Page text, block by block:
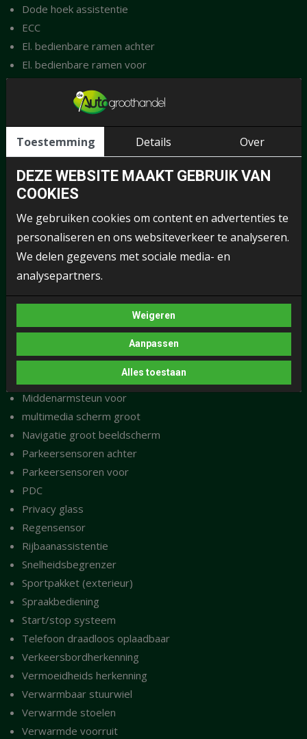
Dode hoek assistentie
ECC
El. bedienbare ramen achter
El. bedienbare ramen voor
El. Ramen
El. verstelbare buitenspiegels
El. verwarmbare bestuurdersstoel
El. verwarmbare passagiersstoel
ESP
Grootlichtassistent
Handsfree bluetooth
Hoofdsteunen achter
Keyless entry
Keyless entry/start/stop
Knie airbag
Laadkabel 220V
Lichtsensor
Middenarmsteun voor
multimedia scherm groot
Navigatie groot beeldscherm
Parkeersensoren achter
Parkeersensoren voor
PDC
Privacy glass
Regensensor
Rijbaanassistentie
Snelheidsbegrenzer
Sportpakket (exterieur)
Spraakbediening
Start/stop systeem
Telefoon draadloos oplaadbaar
Verkeersbordherkenning
Vermoeidheids herkenning
Verwarmbaar stuurwiel
Verwarmde stoelen
Verwarmde voorruit
Toestemming Details Over
DEZE WEBSITE MAAKT GEBRUIK VAN
COOKIES
We gebruiken cookies om content en advertenties te
personaliseren en ons websiteverkeer te analyseren.
We delen gegevens met sociale media- en
analysepartners.
Weigeren
Aanpassen
Alles toestaan